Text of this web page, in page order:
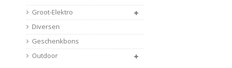
Groot-Elektro
Diversen
Geschenkbons
Outdoor